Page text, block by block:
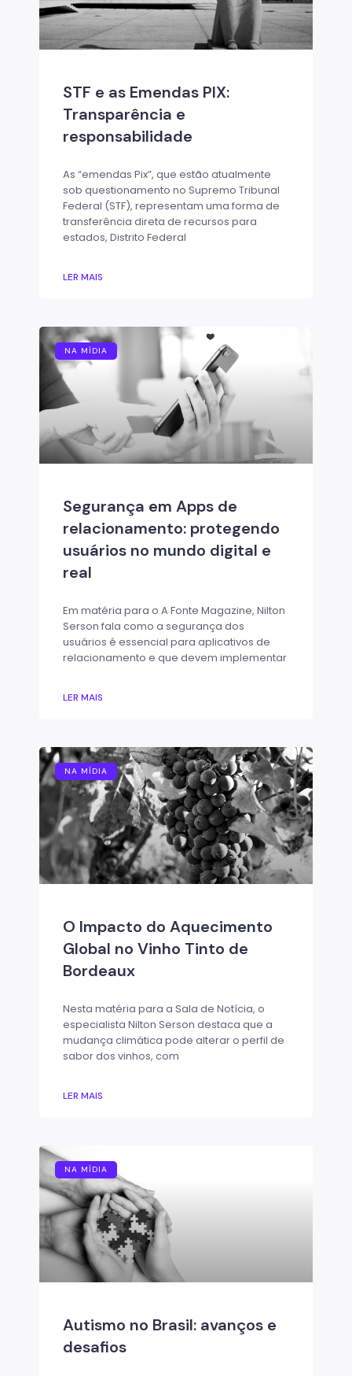
STF e as Emendas PIX:
Transparência e
responsabilidade
As “emendas Pix”, que estão atualmente
sob questionamento no Supremo Tribunal
Federal (STF), representam uma forma de
transferência direta de recursos para
estados, Distrito Federal
LER MAIS
NA MÍDIA
Segurança em Apps de
relacionamento: protegendo
usuários no mundo digital e
real
Em matéria para o A Fonte Magazine, Nilton
Serson fala como a segurança dos
usuários é essencial para aplicativos de
relacionamento e que devem implementar
LER MAIS
NA MÍDIA
O Impacto do Aquecimento
Global no Vinho Tinto de
Bordeaux
Nesta matéria para a Sala de Notícia, o
especialista Nilton Serson destaca que a
mudança climática pode alterar o perfil de
sabor dos vinhos, com
LER MAIS
NA MÍDIA
Autismo no Brasil: avanços e
desafios